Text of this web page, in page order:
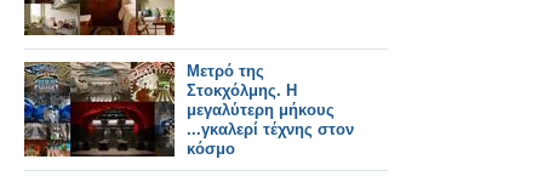
Μετρό της
Στοκχόλμης. Η
μεγαλύτερη μήκους
...γκαλερί τέχνης στον
κόσμο